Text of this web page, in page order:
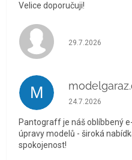
Velice doporučuji!
Hodnocení
29.7.2026
M Hodnocení
24.7.2026
Pantograff je náš oblíbbený
úpravy modelů - široká
spokojenost!